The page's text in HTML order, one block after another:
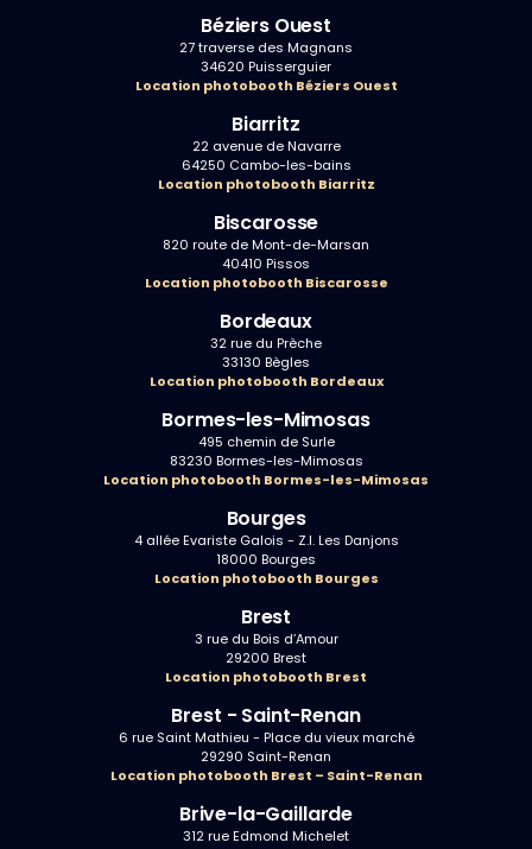
Béziers Ouest
27 traverse des Magnans
34620 Puisserguier
Location photobooth Béziers Ouest
Biarritz
22 avenue de Navarre
64250 Cambo-les-bains
Location photobooth Biarritz
Biscarosse
820 route de Mont-de-Marsan
40410 Pissos
Location photobooth Biscarosse
Bordeaux
32 rue du Prèche
33130 Bègles
Location photobooth Bordeaux
Bormes-les-Mimosas
495 chemin de Surle
83230 Bormes-les-Mimosas
Location photobooth Bormes-les-Mimosas
Bourges
4 allée Evariste Galois - Z.I. Les Danjons
18000 Bourges
Location photobooth Bourges
Brest
3 rue du Bois d’Amour
29200 Brest
Location photobooth Brest
Brest - Saint-Renan
6 rue Saint Mathieu - Place du vieux marché
29290 Saint-Renan
Location photobooth Brest – Saint-Renan
Brive-la-Gaillarde
312 rue Edmond Michelet